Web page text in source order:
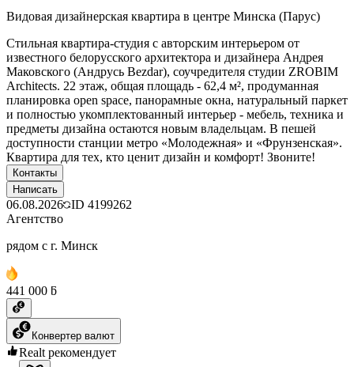
Видовая дизайнерская квартира в центре Минска (Парус)
Стильная квартира-студия с авторским интерьером от
известного белорусского архитектора и дизайнера Андрея
Маковского (Андрусь Bezdаr), соучредителя студии ZROBIM
Architects. 22 этаж, общая площадь - 62,4 м², продуманная
планировка open space, панорамные окна, натуральный паркет
и полностью укомплектованный интерьер - мебель, техника и
предметы дизайна остаются новым владельцам. В пешей
доступности станции метро «Молодежная» и «Фрунзенская».
Квартира для тех, кто ценит дизайн и комфорт! Звоните!
Контакты
Написать
06.08.2026 ID 4199262
Агентство
рядом с г. Минск
441 000 ƃ
Конвертер валют
Realt рекомендует